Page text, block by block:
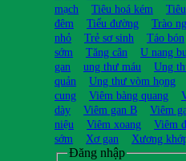
mạch
Tiêu hoá kém
đêm
Tiểu đường Trào
nhỏ
Trẻ sơ sinh Táo bón
sớm
Tăng cân U nang
gan
ung thư máu Ung
quản
Ung thư vòm họng
cung
Viêm bàng quang
dày
Viêm gan B Viêm
niệu
Viêm xoang Viêm
sớm
Xơ gan Xương
Đăng nhập